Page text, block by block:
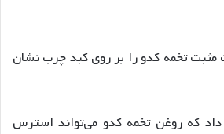
مثبت تخمه کدو را بر روی کبد چرب نشان
که روغن تخمه کدو می‌تواند استرس